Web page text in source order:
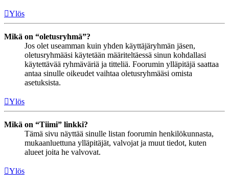
Ylös
Mikä on “oletusryhmä”?
Jos olet useamman kuin yhden käyttäjäryhmän jäsen,
oletusryhmääsi käytetään määriteltäessä sinun kohdallasi
käytettävää ryhmäväriä ja titteliä. Foorumin ylläpitäjä saattaa
antaa sinulle oikeudet vaihtaa oletusryhmääsi omista
asetuksista.
Ylös
Mikä on “Tiimi” linkki?
Tämä sivu näyttää sinulle listan foorumin henkilökunnasta,
mukaanluettuna ylläpitäjät, valvojat ja muut tiedot, kuten
alueet joita he valvovat.
Ylös